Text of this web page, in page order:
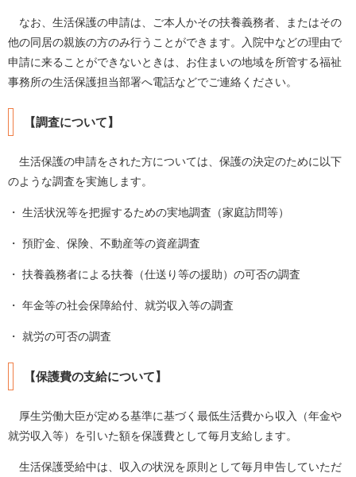
なお、生活保護の申請は、ご本人かその扶養義務者、またはその
他の同居の親族の方のみ行うことができます。入院中などの理由で
申請に来ることができないときは、お住まいの地域を所管する福祉
事務所の生活保護担当部署へ電話などでご連絡ください。
【調査について】
生活保護の申請をされた方については、保護の決定のために以下
のような調査を実施します。
・ 生活状況等を把握するための実地調査（家庭訪問等）
・ 預貯金、保険、不動産等の資産調査
・ 扶養義務者による扶養（仕送り等の援助）の可否の調査
・ 年金等の社会保障給付、就労収入等の調査
・ 就労の可否の調査
【保護費の支給について】
厚生労働大臣が定める基準に基づく最低生活費から収入（年金や
就労収入等）を引いた額を保護費として毎月支給します。
生活保護受給中は、収入の状況を原則として毎月申告していただ